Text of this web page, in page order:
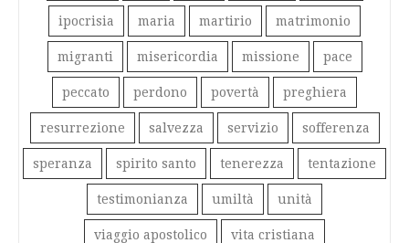
ipocrisia maria martirio matrimonio
migranti misericordia missione pace
peccato perdono povertà preghiera
resurrezione salvezza servizio sofferenza
speranza spirito santo tenerezza tentazione
testimonianza umiltà unità
viaggio apostolico vita cristiana